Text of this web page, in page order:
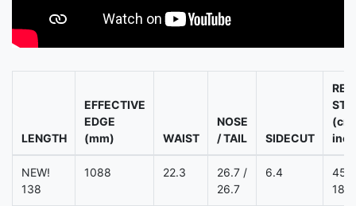
LENGTH
EFFECTIVE
EDGE
(mm)
WAIST
NOSE
/ TAIL
SIDECUT
REF.
(cm
NEW!
138
1088 22.3
26.7 /
26.7
6.4
18.0